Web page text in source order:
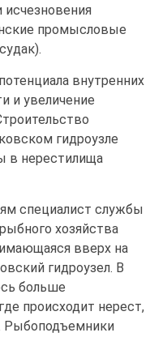
исчезновения
промысловые
внутренних
и увеличение
гидроузле
в нерестилища
специалист службы
хозяйства
вверх на
гидроузел. В
больше
происходит нерест,
Рыбоподъемники